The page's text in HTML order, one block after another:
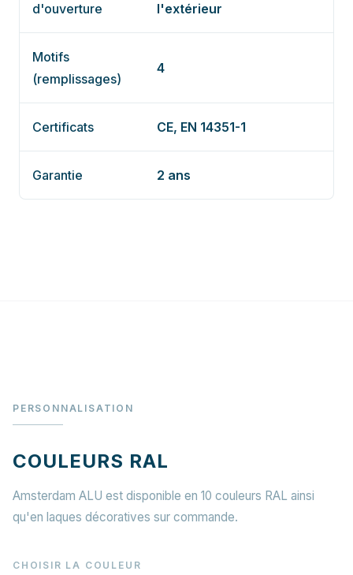
d'ouverture
l'extérieur
Motifs
(remplissages)
4
Certificats CE, EN 14351-1
Garantie 2 ans
PERSONNALISATION
COULEURS RAL
Amsterdam ALU est disponible en 10 couleurs RAL ainsi
qu'en laques décoratives sur commande.
CHOISIR LA COULEUR